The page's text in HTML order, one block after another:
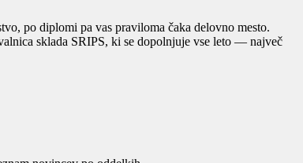
po diplomi pa vas praviloma čaka delovno mesto.
sklada SRIPS, ki se dopolnjuje vse leto — največ